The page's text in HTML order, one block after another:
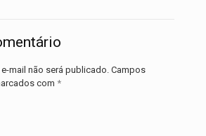
mail não será publicado. Campos
com *